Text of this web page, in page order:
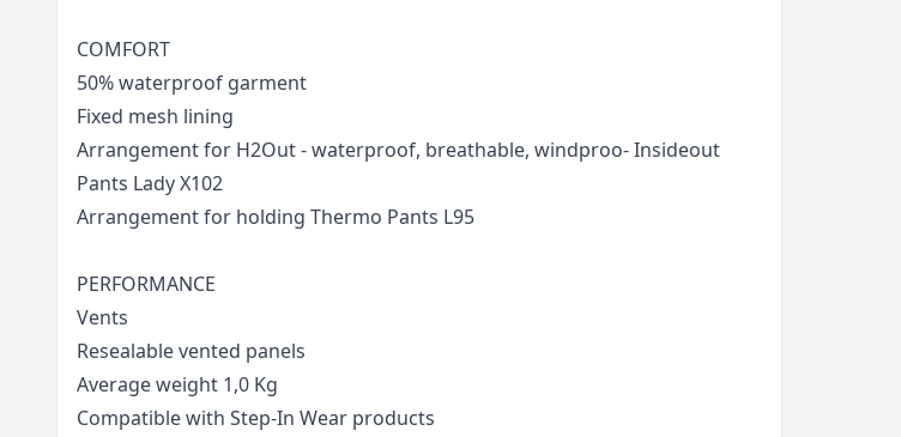
COMFORT
50% waterproof garment
Fixed mesh lining
Arrangement for H2Out - waterproof, breathable, windproo- Insideout
Pants Lady X102
Arrangement for holding Thermo Pants L95
PERFORMANCE
Vents
Resealable vented panels
Average weight 1,0 Kg
Compatible with Step-In Wear products